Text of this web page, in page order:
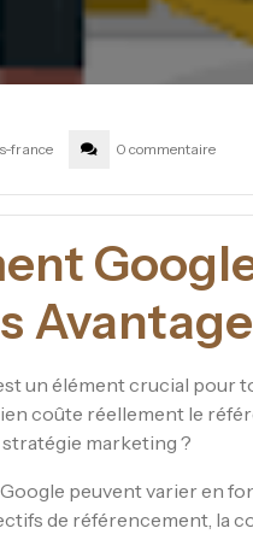
france 0 commentaire
un élément crucial pour
coûte réellement le
marketing ?
peuvent varier en
de référencement, la